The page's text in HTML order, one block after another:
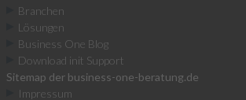
Branchen
Lösungen
Business One Blog
Download init Support
Sitemap der business-one-beratung.de
Impressum